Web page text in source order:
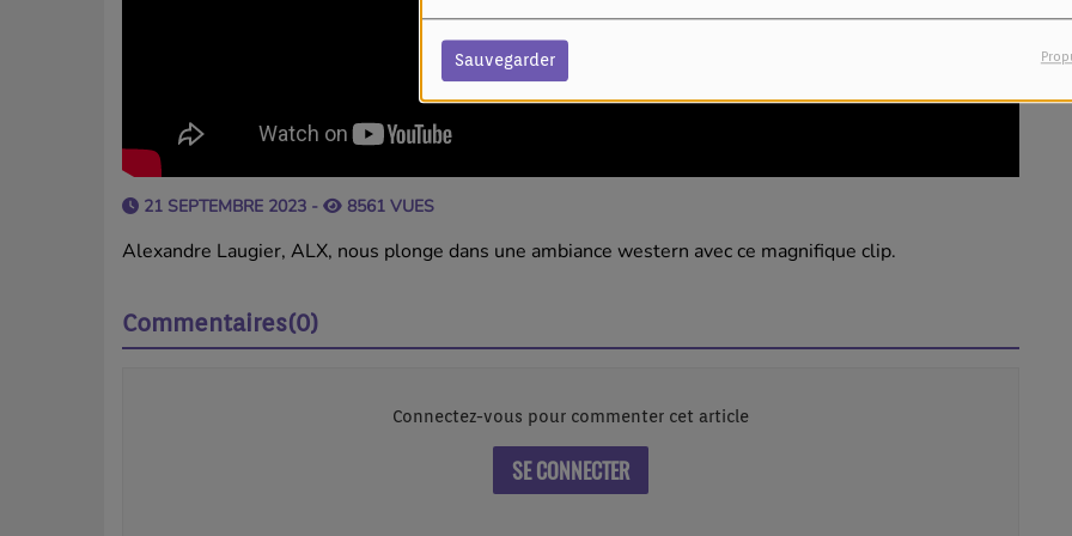
Sauvegarder
21 SEPTEMBRE 2023 - 8561 VUES
Alexandre Laugier, ALX, nous plonge dans une ambiance western avec ce magnifique clip.
Commentaires(0)
Connectez-vous pour commenter cet article
SE CONNECTER